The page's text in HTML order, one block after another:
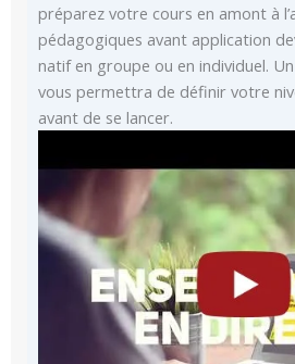
préparez votre cours en amont à
pédagogiques avant application
natif en groupe ou en individuel.
vous permettra de définir votre
avant de se lancer.